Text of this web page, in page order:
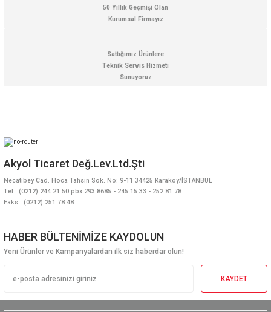
50 Yıllık Geçmişi Olan
Kurumsal Firmayız
Sattığımız Ürünlere
Teknik Servis Hizmeti
Sunuyoruz
Akyol Ticaret Değ.Lev.Ltd.Şti
Necatibey Cad. Hoca Tahsin Sok. No: 9-11 34425 Karaköy/İSTANBUL
Tel : (0212) 244 21 50 pbx 293 8685 - 245 15 33 - 252 81 78
Faks : (0212) 251 78 48
HABER BÜLTENİMİZE KAYDOLUN
Yeni Ürünler ve Kampanyalardan ilk siz haberdar olun!
KAYDET